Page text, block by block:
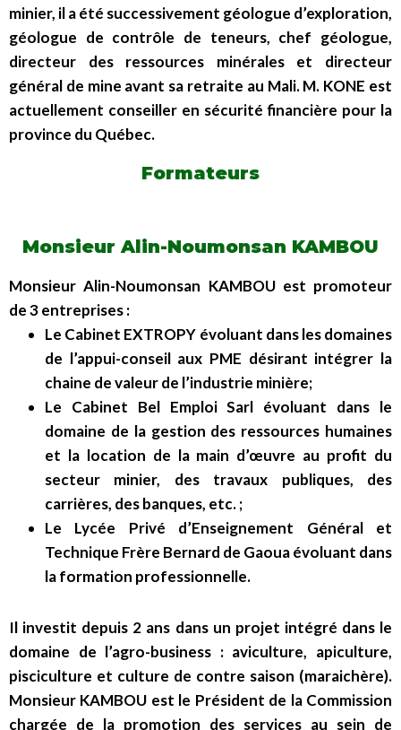
minier, il a été successivement géologue d’exploration,
géologue de contrôle de teneurs, chef géologue,
directeur des ressources minérales et directeur
général de mine avant sa retraite au Mali. M. KONE est
actuellement conseiller en sécurité financière pour la
province du Québec.
Formateurs
Monsieur Alin-Noumonsan KAMBOU
Monsieur Alin-Noumonsan KAMBOU est promoteur
de 3 entreprises :
Le Cabinet EXTROPY évoluant dans les domaines
de l’appui-conseil aux PME désirant intégrer la
chaine de valeur de l’industrie minière;
Le Cabinet Bel Emploi Sarl évoluant dans le
domaine de la gestion des ressources humaines
et la location de la main d’œuvre au profit du
secteur minier, des travaux publiques, des
carrières, des banques, etc. ;
Le Lycée Privé d’Enseignement Général et
Technique Frère Bernard de Gaoua évoluant dans
la formation professionnelle.
Il investit depuis 2 ans dans un projet intégré dans le
domaine de l’agro-business : aviculture, apiculture,
pisciculture et culture de contre saison (maraichère).
Monsieur KAMBOU est le Président de la Commission
chargée de la promotion des services au sein de